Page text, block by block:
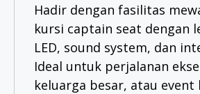
Hadir dengan fasilitas
kursi captain seat dengan
LED, sound system, dan
Ideal untuk perjalanan
keluarga besar, atau event